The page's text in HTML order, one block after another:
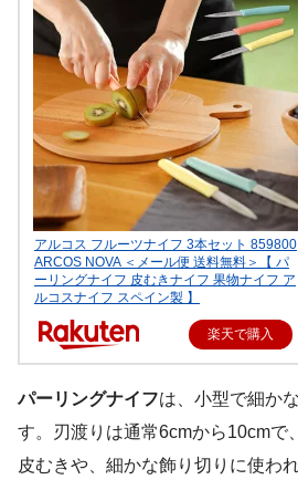
アルコス フルーツナイフ 3本セット 859800
ARCOS NOVA ＜メール便 送料無料＞【 パ
ーリングナイフ 皮むきナイフ 果物ナイフ ア
ルコスナイフ スペイン製 】
楽天で購入
パーリングナイフは、小型で細か
す。刃渡りは通常6cmから10cmで
皮むきや、細かな飾り切りに使わ